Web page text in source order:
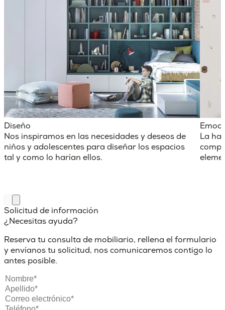
Diseño
Nos inspiramos en las necesidades y deseos de
niños y adolescentes para diseñar los espacios
tal y como lo harían ellos.
La
Solicitud de información
¿Necesitas ayuda?
Reserva tu consulta de mobiliario, rellena el formulario
y envíanos tu solicitud, nos comunicaremos contigo lo
antes posible.